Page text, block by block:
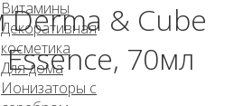
Витамины
Декоративная
косметика
Для дома
Ионизаторы с
& Cube
70мл